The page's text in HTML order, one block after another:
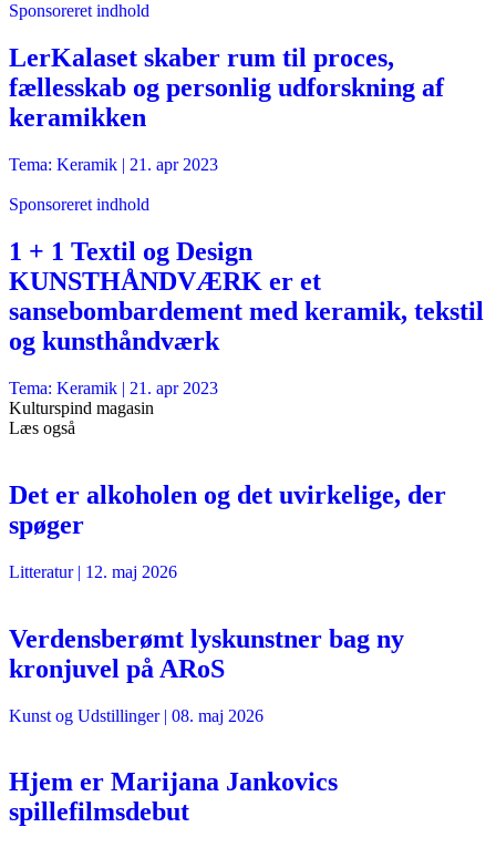
Sponsoreret indhold
LerKalaset skaber rum til proces,
fællesskab og personlig udforskning af
keramikken
Tema: Keramik | 21. apr 2023
Sponsoreret indhold
1 + 1 Textil og Design
KUNSTHÅNDVÆRK er et
sansebombardement med keramik, tekstil
og kunsthåndværk
Tema: Keramik | 21. apr 2023
Kulturspind magasin
Læs også
Det er alkoholen og det uvirkelige, der
spøger
Litteratur| 12. maj 2026
Verdensberømt lyskunstner bag ny
kronjuvel på ARoS
Kunst og Udstillinger| 08. maj 2026
Hjem er Marijana Jankovics
spillefilmsdebut